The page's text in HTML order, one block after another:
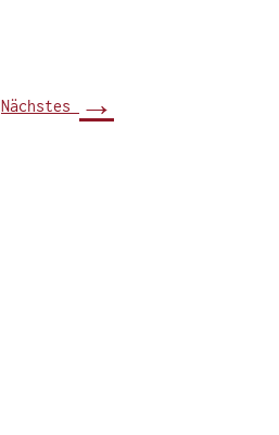
Nächstes →